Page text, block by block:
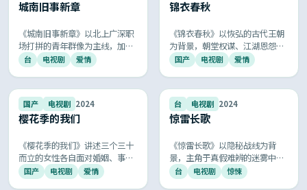
城南旧事新章
《城南旧事新章》以北上广深职
场打拼的青年群像为主线，加
班、租房、相亲、和解，每一处
细节都像在拍你我的日常，被网
台 电视剧 爱情
锦衣春秋
《锦衣春秋》以恢弘的古代王朝
为背景，朝堂权谋、江湖恩怨与
儿女情长交织展开，服化道精
良、故事跌宕起伏，再现古典中
国产 电视剧 爱情
国产 电视剧 2024
樱花季的我们
《樱花季的我们》讲述三个三十
而立的女性各自面对婚姻、事业
与原生家庭的抉择，台词扎心金
句不断，情绪与思考并存，国产
国产 电视剧 爱情
台 电视剧 2024
惊雷长歌
《惊雷长歌》以隐秘战线为背
景，主角于真假难辨的迷雾中执
行任务，每一次接头都暗藏杀
机，剧情环环相扣，悬念层层递
台 电视剧 惊悚